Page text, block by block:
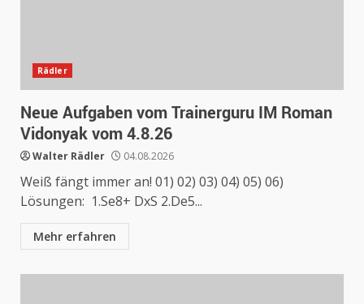
Rädler
Neue Aufgaben vom Trainerguru IM Roman
Vidonyak vom 4.8.26
Walter Rädler 04.08.2026
Weiß fängt immer an! 01) 02) 03) 04) 05) 06)
Lösungen: 1.Se8+ DxS 2.De5...
Mehr erfahren